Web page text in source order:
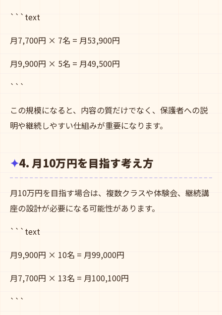
```text
月7,700円 × 7名 = 月53,900円
月9,900円 × 5名 = 月49,500円
```
この規模になると、内容の質だけでなく、保護者への説
明や継続しやすい仕組みが重要になります。
4. 月10万円を目指す考え方
月10万円を目指す場合は、複数クラスや体験会、継続講
座の設計が必要になる可能性があります。
```text
月9,900円 × 10名 = 月99,000円
月7,700円 × 13名 = 月100,100円
```